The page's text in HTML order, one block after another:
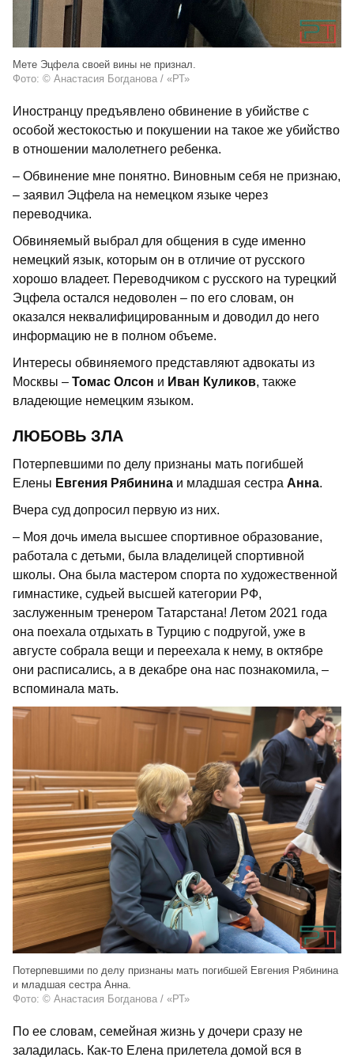
Мете Эцфела своей вины не признал.
Фото: © Анастасия Богданова / «РТ»
Иностранцу предъявлено обвинение в убийстве с
особой жестокостью и покушении на такое же убийство
в отношении малолетнего ребенка.
– Обвинение мне понятно. Виновным себя не признаю,
– заявил Эцфела на немецком языке через
переводчика.
Обвиняемый выбрал для общения в суде именно
немецкий язык, которым он в отличие от русского
хорошо владеет. Переводчиком с русского на турецкий
Эцфела остался недоволен – по его словам, он
оказался неквалифицированным и доводил до него
информацию не в полном объеме.
Интересы обвиняемого представляют адвокаты из
Москвы – Томас Олсон и Иван Куликов, также
владеющие немецким языком.
ЛЮБОВЬ ЗЛА
Потерпевшими по делу признаны мать погибшей
Елены Евгения Рябинина и младшая сестра Анна.
Вчера суд допросил первую из них.
– Моя дочь имела высшее спортивное образование,
работала с детьми, была владелицей спортивной
школы. Она была мастером спорта по художественной
гимнастике, судьей высшей категории РФ,
заслуженным тренером Татарстана! Летом 2021 года
она поехала отдыхать в Турцию с подругой, уже в
августе собрала вещи и переехала к нему, в октябре
они расписались, а в декабре она нас познакомила, –
вспоминала мать.
Потерпевшими по делу признаны мать погибшей Евгения Рябинина
и младшая сестра Анна.
Фото: © Анастасия Богданова / «РТ»
По ее словам, семейная жизнь у дочери сразу не
заладилась. Как-то Елена прилетела домой вся в